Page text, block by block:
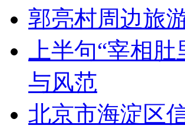
郭亮村周边旅
上半句“宰相
与风范
北京市海淀区